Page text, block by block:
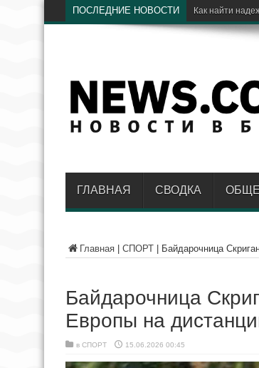
ПОСЛЕДНИЕ НОВОСТИ Э
ГЛАВНАЯ СВОДКА
Главная СПОРТ Байдарочница
Байдарочница
Европы на
в СПОРТ 15.06.2026 00:45